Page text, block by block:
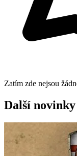
Zatím zde nejsou
Další novinky